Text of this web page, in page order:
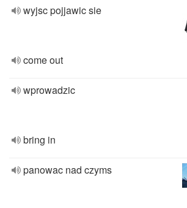
wyjsc pojjawic sie
come out
wprowadzic
bring in
panowac nad czyms